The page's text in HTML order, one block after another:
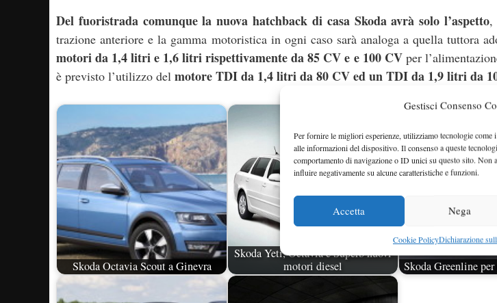
Gestisci Consenso
Per fornire le migliori esperienze, utilizziamo tecnologie come
alle informazioni del dispositivo. Il consenso a queste
comportamento di navigazione o ID unici su questo sito. Non
influire negativamente su alcune caratteristiche e funzioni.
Accetta Nega
Cookie PolicyDichiarazione
Del fuoristrada comunque la nuova hatchback di casa Skoda avrà solo l’aspetto,
trazione anteriore e la gamma motoristica in ogni caso sarà analoga a quella tuttora
motori da 1,4 litri e 1,6 litri rispettivamente da 85 CV e e 100 CVper
è previsto l’utilizzo del motore TDI da 1,4 litri da 80 CV ed un TDI da 1,9 litri da
Skoda Octavia Scout a Ginevra
Skoda Yeti, Octavia e Superb nuovi
motori diesel
Skoda Greenline